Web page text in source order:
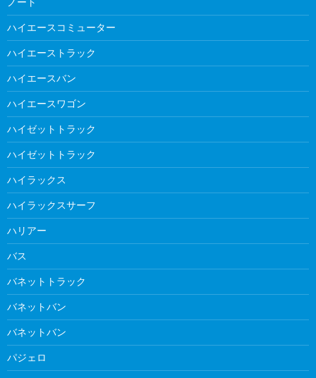
ハイエースコミューター
ハイエーストラック
ハイエースバン
ハイエースワゴン
ハイゼットトラック
ハイゼットトラック
ハイラックス
ハイラックスサーフ
ハリアー
バス
バネットトラック
バネットバン
バネットバン
パジェロ